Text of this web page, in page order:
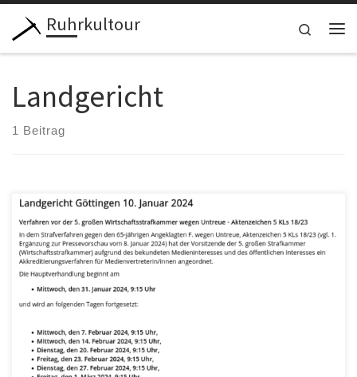
Zum Inhalt springen
Ruhrkultour
Search
Landgericht
1 Beitrag
Die Hauptverhandlung gegen Rechtsanwalt Dr. Reiner Fuellmich
beginnt am Mittwoch, den 31. Januar 2024, 9:15 Uhr vor dem
Landgericht in […]